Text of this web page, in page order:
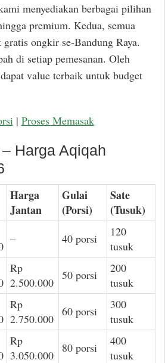
menyediakan berbagai pilihan
premium. Kedua, semua
gratis ongkir se-Bandung Raya.
di setiap pemesanan. Oleh
value terbaik untuk budget
| Proses Memasak
Harga Aqiqah
Harga
Jantan
Gulai
(Porsi)
Sate
(Tusuk)
– 40 porsi
120
tusuk
Rp
2.500.000
50 porsi
200
tusuk
Rp
2.750.000
60 porsi
300
tusuk
Rp
3.050.000
80 porsi
400
tusuk